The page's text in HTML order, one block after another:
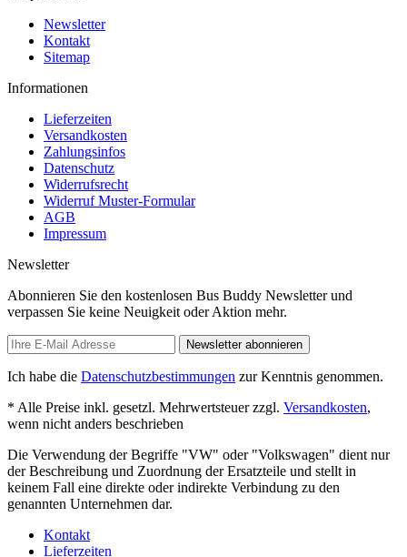
Newsletter
Kontakt
Sitemap
Informationen
Lieferzeiten
Versandkosten
Zahlungsinfos
Datenschutz
Widerrufsrecht
Widerruf Muster-Formular
AGB
Impressum
Newsletter
Abonnieren Sie den kostenlosen Bus Buddy Newsletter und
verpassen Sie keine Neuigkeit oder Aktion mehr.
Newsletter abonnieren
Ich habe die Datenschutzbestimmungen zur Kenntnis genommen.
* Alle Preise inkl. gesetzl. Mehrwertsteuer zzgl. Versandkosten,
wenn nicht anders beschrieben
Die Verwendung der Begriffe "VW" oder "Volkswagen" dient nur
der Beschreibung und Zuordnung der Ersatzteile und stellt in
keinem Fall eine direkte oder indirekte Verbindung zu den
genannten Unternehmen dar.
Kontakt
Lieferzeiten